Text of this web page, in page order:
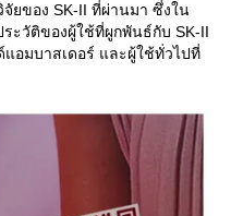
ยของ SK-II ที่ผ่านมา ซึ่งใน
ะวัติของผู้ใช้ที่ผูกพันธ์กับ SK-II
อมบาสเดอร์ และผู้ใช้ทั่วไปที่